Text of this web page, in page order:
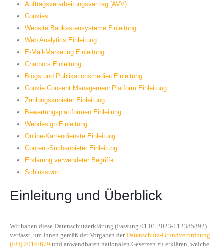
Auftragsverarbeitungsvertrag (AVV)
Cookies
Website Baukastensysteme Einleitung
Web Analytics Einleitung
E-Mail-Marketing Einleitung
Chatbots Einleitung
Blogs und Publikationsmedien Einleitung
Cookie Consent Management Platform Einleitung
Zahlungsanbieter Einleitung
Bewertungsplattformen Einleitung
Webdesign Einleitung
Online-Kartendienste Einleitung
Content-Suchanbieter Einleitung
Erklärung verwendeter Begriffe
Schlusswort
Einleitung und Überblick
Wir haben diese Datenschutzerklärung (Fassung 01.01.2023-112385892)
verfasst, um Ihnen gemäß der Vorgaben derDatenschutz-Grundverordnung
(EU) 2016/679 und anwendbaren nationalen Gesetzen zu erklären, welche